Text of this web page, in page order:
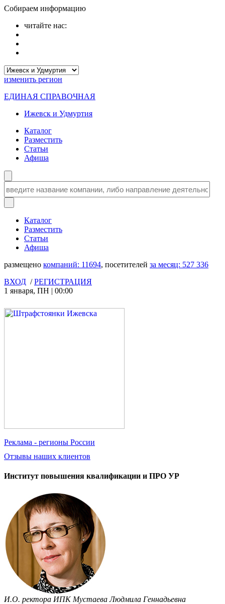
Собираем информацию
читайте нас:
изменить регион
ЕДИНАЯ СПРАВОЧНАЯ
Ижевск и Удмуртия
Каталог
Разместить
Статьи
Афиша
Каталог
Разместить
Статьи
Афиша
размещено компаний: 11694, посетителей за месяц: 527 336
ВХОД /РЕГИСТРАЦИЯ
1 января, ПН | 00:00
Реклама - регионы России
Отзывы наших клиентов
Институт повышения квалификации и ПРО УР
И.О. ректора ИПК Мустаева Людмила Геннадьевна